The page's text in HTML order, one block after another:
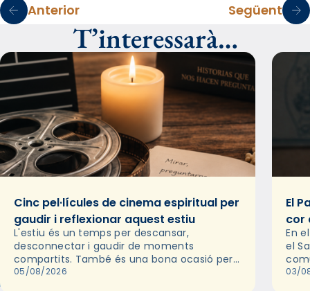
Anterior Següent
T’interessarà…
Cinc pel·lícules de cinema espiritual per
gaudir i reflexionar aquest estiu
L'estiu és un temps per descansar,
desconnectar i gaudir de moments
compartits. També és una bona ocasió per
deixar-se portar per una bona història i, a
05/08/2026
El
cor
En
el
de
03/